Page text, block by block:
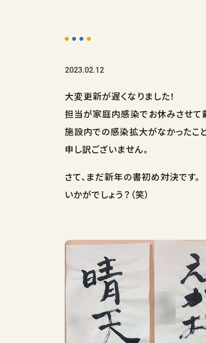
2023.02.12
大変更新が遅くなりました！
担当が家庭内感染でお休みさせて
施設内での感染拡大がなかったこと
申し訳ございません。
さて、まだ新年の書初め対決です。
いかがでしょう？（笑）